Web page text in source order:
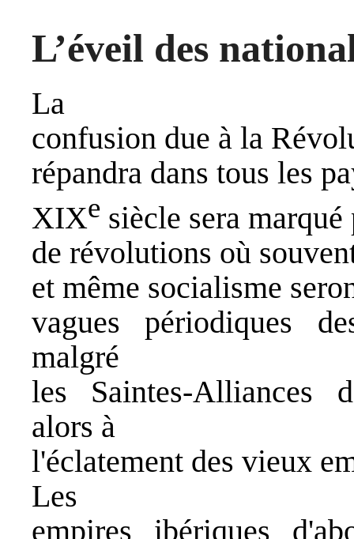
L’éveil des
La
confusion due à la
répandra dans tous les
XIXe siècle sera marqué
de révolutions où
et même socialisme
vagues périodiques
malgré
les Saintes-Alliances
alors à
l'éclatement des vieux
Les
empires ibériques